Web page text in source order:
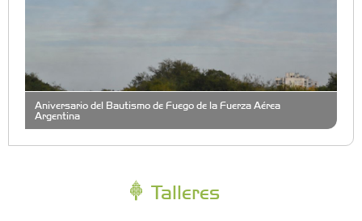
Aniversario del Bautismo de Fuego de la Fuerza Aérea
Argentina
Talleres